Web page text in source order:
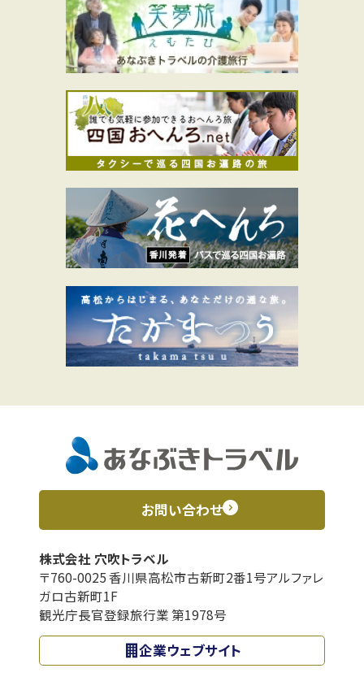
お問い合わせ
株式会社 穴吹トラベル
〒760-0025 香川県高松市古新町2番1号アルファレ
ガロ古新町1F
観光庁長官登録旅行業 第1978号
企業ウェブサイト